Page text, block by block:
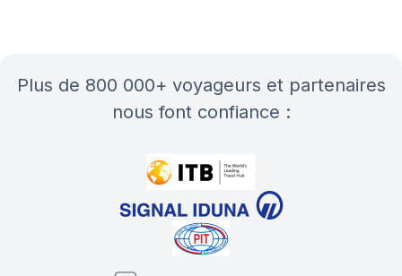
plus de 800 000+ voyageurs et partenaires
nous font confiance :